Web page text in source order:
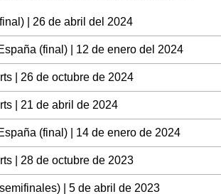
| 26 de abril del 2024
(final) | 12 de enero del 2024
| 26 de octubre de 2024
| 21 de abril de 2024
(final) | 14 de enero de 2024
| 28 de octubre de 2023
| 5 de abril de 2023